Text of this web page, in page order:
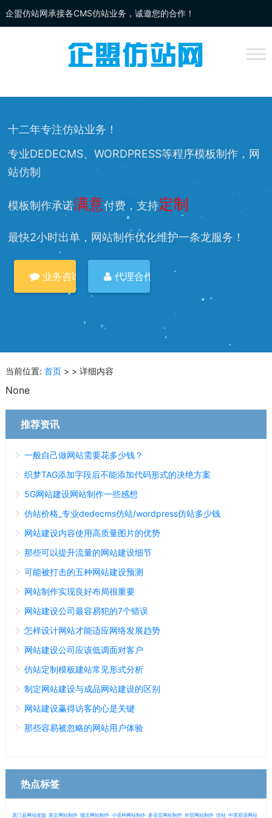
企盟仿站网承接各CMS仿站业务，诚邀您的合作！
DEDECMS仿站 、WORDPRESS仿站
、网站兼容等服务，欢迎您的访问！
十二年专注仿站业务！
专业DEDECMS、WORDPRESS等程序模板制作，网
站仿制
模板制作承诺满意付费，支持定制
最快2小时出单，网站制作优化维护一条龙服务！
业务咨询 代理合作
当前位置: 首页> > 详细内容
None
推荐资讯
一般自己做网站需要花多少钱？
织梦TAG添加字段后不能添加代码形式的决绝方案
5G网站建设网站制作一些感想
仿站价格_专业dedecms仿站/wordpress仿站多少钱
网站建设内容使用高质量图片的优势
那些可以提升流量的网站建设细节
可能被打击的五种网站建设预测
网站制作实现良好布局很重要
网站建设公司最容易犯的7个错误
怎样设计网站才能适应网络发展趋势
网站建设公司应该低调面对客户
仿站定制模板建站常见形式分析
制定网站建设与成品网站建设的区别
网站建设赢得访客的心是关键
那些容易被忽略的网站用户体验
热点标签
龙门县网站改版 英文网站制作 德文网站制作 小语种网站制作 多语言网站制作 外贸网站制作 仿站 中英双语网站